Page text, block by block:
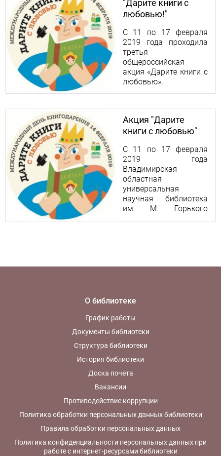
"Дарите книги с
любовью!"
С 11 по 17 февраля
2019 года проходила
третья
общероссийская
акция «Дарите книги с
любовью»,
приуроченная к
книгодарения,
который отмечается
уже несколько лет во
мира. Наша
библиотека также
присоединилась к
акции и провела
целый ряд
мероприятий.
Акция "Дарите
книги с любовью"
С 11 по 17 февраля
2019 года
Владимирская
областная
универсальная
научная библиотека
им. М. Горького
О библиотеке
График работы
Документы библиотеки
Структура библиотеки
История библиотеки
Доска почета
Вакансии
Противодействие коррупции
Политика обработки персональных данных библиотеки
Правила обработки персональных данных
Политика конфиденциальности персональных данных при
работе с интернет-ресурсами библиотеки